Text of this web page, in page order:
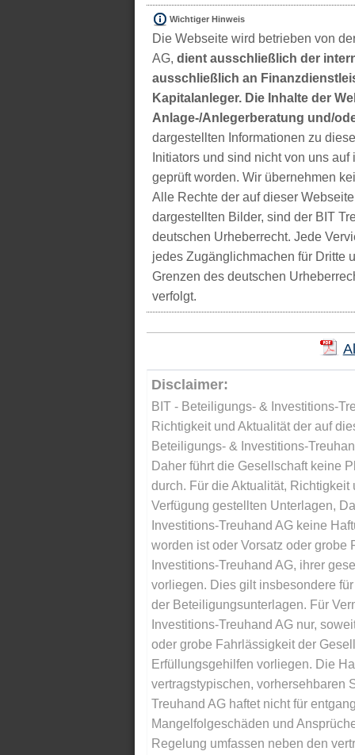
Wichtiger Hinweis
Die Webseite wird betrieben von
AG, dient ausschließlich der
ausschließlich an
Kapitalanleger. Die Inhalte der
Anlage-/Anlegerberatung und/
dargestellten Informationen zu
Initiators und sind nicht von uns
geprüft worden. Wir übernehmen
Alle Rechte der auf dieser
dargestellten Bilder, sind der BIT
deutschen Urheberrecht. Jede
jedes Zugänglichmachen für Dritte
Grenzen des deutschen
verfolgt.
Disclaimer:
BIT - Beteiligungs- & Investitions-
Richtigkeit und Aktualität der auf
Beteiligungs- & Investitions-
Daher führt die Gesellschaft keine
durch. Für die Aktualität,
Verfügung gestellten Unterlagen,
Investitions-Treuhand AG keine
worden ist oder Vorsatz oder
Investitions-Treuhand AG, ihrer
vorliegen. Dies gilt insbesondere
der Beteiligungsunterlagen. Für
Investitions-Treuhand AG nur,
oder grobe Fahrlässigkeit der
Erfüllungsgehilfen vorliegen. Die
vertragstypischen, vorhersehbaren
Treuhand AG haftet nicht für
Mangelfolgeschäden und
Regelung umfassen neben den